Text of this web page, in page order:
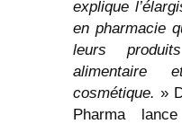
explique
en pharmacie
leurs
alimentaire
cosmétique. »
Pharma